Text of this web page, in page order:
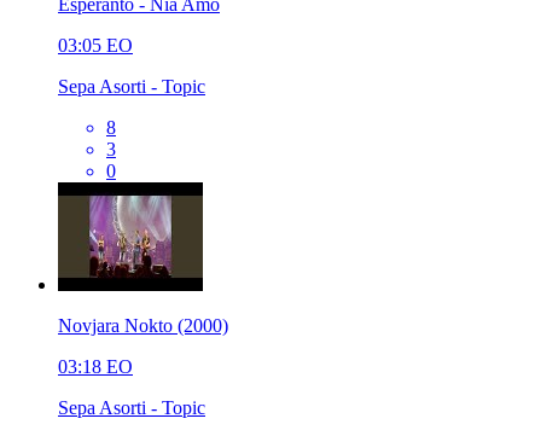
03:05 EO
Sepa Asorti - Topic
8
3
0
Novjara Nokto (2000)
03:18 EO
Sepa Asorti - Topic